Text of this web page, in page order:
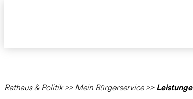
Rathaus & Politik>> Mein Bürgerservice>>